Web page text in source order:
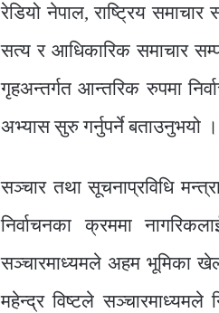
रेडियो नेपाल, राष्ट्रिय
सत्य र आधिकारिक समाचार
गृहअन्तर्गत आन्तरिक रुपमा
अभ्यास सुरु गर्नुपर्ने बताउनुभयो ।
सञ्चार तथा सूचनाप्रविधि
निर्वाचनका क्रममा
सञ्चारमाध्यमले अहम भूमिका
महेन्द्र विष्टले सञ्चारमाध्यमले